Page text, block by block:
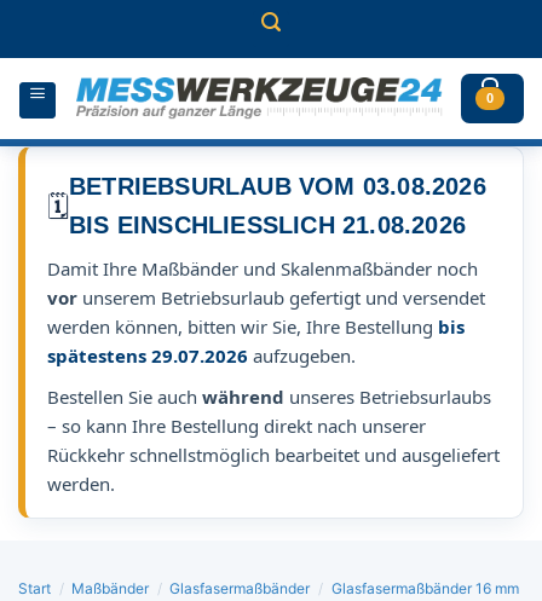
0
🗓️
BETRIEBSURLAUB VOM 03.08.2026
BIS EINSCHLIESSLICH 21.08.2026
Damit Ihre Maßbänder und Skalenmaßbänder noch
vor unserem Betriebsurlaub gefertigt und versendet
werden können, bitten wir Sie, Ihre Bestellung bis
spätestens 29.07.2026 aufzugeben.
Bestellen Sie auch während unseres Betriebsurlaubs
– so kann Ihre Bestellung direkt nach unserer
Rückkehr schnellstmöglich bearbeitet und ausgeliefert
werden.
Start / Maßbänder / Glasfasermaßbänder / Glasfasermaßbänder 16 mm